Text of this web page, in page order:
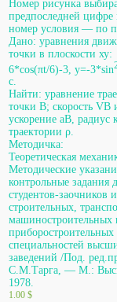
Номер рисунка
предпоследней
номер условия — по
Дано: уравнения
точки в плоскости ху:
6*cos(πt/6)-3, y=-3*sin
с.
Найти: уравнение
точки В; скорость VB
ускорение aB, радиус
траектории ρ.
Методичка:
Теоретическая
Методические
контрольные задания
студентов-заочников
строительных,
машиностроительных
приборостроительных
специальностей
заведений /Под.
С.М.Тарга, — М.:
1978.
1.00$